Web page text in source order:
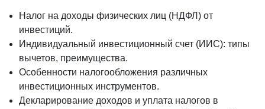
Налог на доходы физических лиц (НДФЛ) от
инвестиций.
Индивидуальный инвестиционный счет (ИИС): типы
вычетов, преимущества.
Особенности налогообложения различных
инвестиционных инструментов.
Декларирование доходов и уплата налогов в